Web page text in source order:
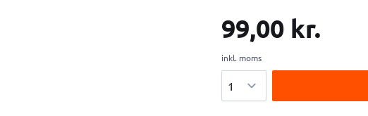
99,00 kr.
inkl. moms